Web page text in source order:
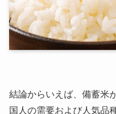
結論からいえば、備蓄米
国人の需要および人気品